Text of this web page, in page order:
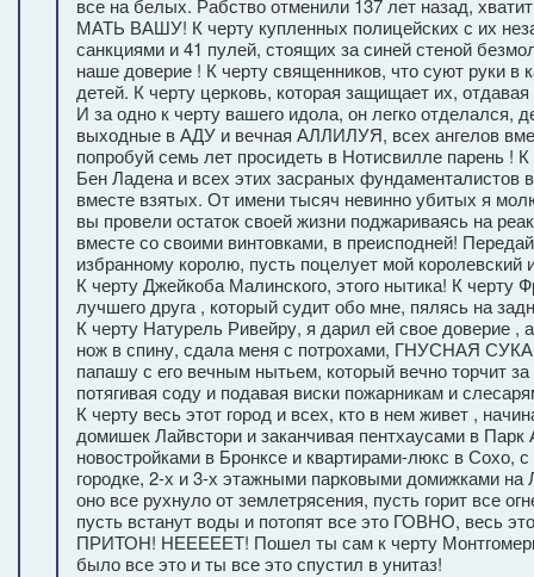
все на белых. Рабство отменили 137 лет назад,
МАТЬ ВАШУ! К черту купленных полицейских с их
санкциями и 41 пулей, стоящих за синей стеной
наше доверие ! К черту священников, что суют руки в
детей. К черту церковь, которая защищает их,
И за одно к черту вашего идола, он легко отделался,
выходные в АДУ и вечная АЛЛИЛУЯ, всех ангелов
попробуй семь лет просидеть в Нотисвилле парень !
Бен Ладена и всех этих засраных фундаменталистов
вместе взятых. От имени тысяч невинно убитых я
вы провели остаток своей жизни поджариваясь на
вместе со своими винтовками, в преисподней!
избранному королю, пусть поцелует мой королевский
К черту Джейкоба Малинского, этого нытика! К черту
лучшего друга , который судит обо мне, пялясь на
К черту Натурель Ривейру, я дарил ей свое доверие ,
нож в спину, сдала меня с потрохами, ГНУСНАЯ
папашу с его вечным нытьем, который вечно торчит за
потягивая соду и подавая виски пожарникам и
К черту весь этот город и всех, кто в нем живет ,
домишек Лайвстори и заканчивая пентхаусами в
новостройками в Бронксе и квартирами-люкс в Сохо,
городке, 2-х и 3-х этажными парковыми домижками на
оно все рухнуло от землетрясения, пусть горит все
пусть встанут воды и потопят все это ГОВНО, весь
ПРИТОН! НЕЕЕЕЕТ! Пошел ты сам к черту
было все это и ты все это спустил в унитаз!